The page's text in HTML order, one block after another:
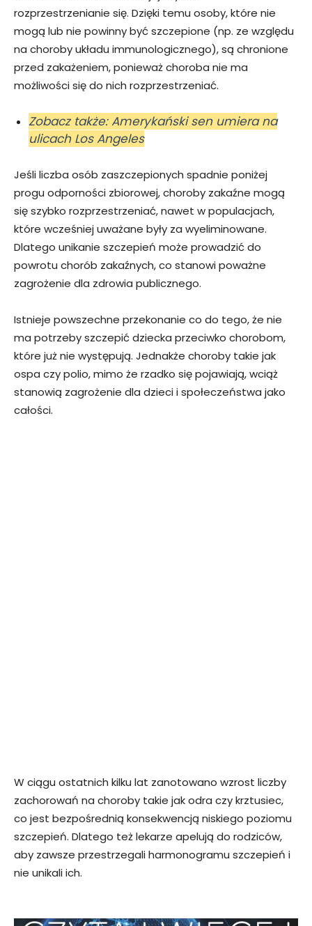
rozprzestrzenianie się. Dzięki temu osoby, które nie
mogą lub nie powinny być szczepione (np. ze względu
na choroby układu immunologicznego), są chronione
przed zakażeniem, ponieważ choroba nie ma
możliwości się do nich rozprzestrzeniać.
Zobacz także: Amerykański sen umiera na
ulicach Los Angeles
Jeśli liczba osób zaszczepionych spadnie poniżej
progu odporności zbiorowej, choroby zakaźne mogą
się szybko rozprzestrzeniać, nawet w populacjach,
które wcześniej uważane były za wyeliminowane.
Dlatego unikanie szczepień może prowadzić do
powrotu chorób zakaźnych, co stanowi poważne
zagrożenie dla zdrowia publicznego.
Istnieje powszechne przekonanie co do tego, że nie
ma potrzeby szczepić dziecka przeciwko chorobom,
które już nie występują. Jednakże choroby takie jak
ospa czy polio, mimo że rzadko się pojawiają, wciąż
stanowią zagrożenie dla dzieci i społeczeństwa jako
całości.
W ciągu ostatnich kilku lat zanotowano wzrost liczby
zachorowań na choroby takie jak odra czy krztusiec,
co jest bezpośrednią konsekwencją niskiego poziomu
szczepień. Dlatego też lekarze apelują do rodziców,
aby zawsze przestrzegali harmonogramu szczepień i
nie unikali ich.